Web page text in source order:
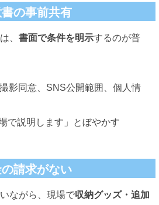
の事前共有
、 書面で条件を明示するのが普
影同意、SNS公開範囲、個人情
で説明します」とぼやかす
請求がない
ながら、現場で収納グッズ・追加